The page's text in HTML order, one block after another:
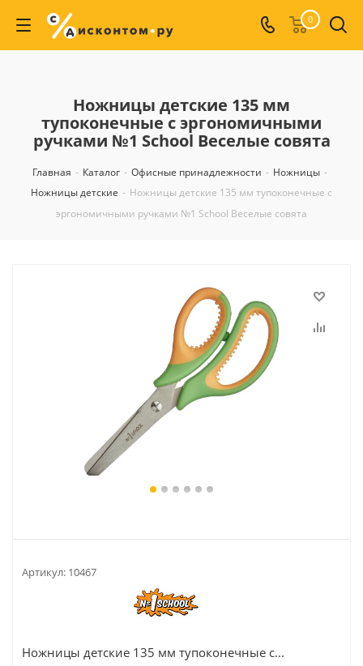
0
Ножницы детские 135 мм
тупоконечные с эргономичными
ручками №1 School Веселые совята
Главная - Каталог - Офисные принадлежности - Ножницы -
Ножницы детские - Ножницы детские 135 мм тупоконечные с
эргономичными ручками №1 School Веселые совята
Артикул: 10467
Ножницы детские 135 мм тупоконечные с...